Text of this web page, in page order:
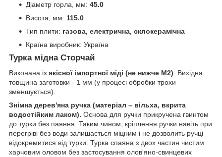
Діаметр горла, мм: 45.0
Висота, мм: 115.0
Тип плити: газова, електрична, склокерамічна
Країна виробник: Україна
Турка мідна Сторчай
Виконана із якісної імпортної міді (не нижче М2). Вихідна
товщина заготовки - 1 мм (у процесі обробки трохи
зменшується).
Знімна дерев'яна ручка (матеріал – вільха, вкрита
водостійким лаком). Основа для ручки прикручена гвинтом
до турки без паяння. Таким чином, кріплення ручки навіть при
перегріві без води залишається міцним і не дозволить ручці
відокремитися від турки. Турка спаяна з двох частин чистим
харчовим оловом без застосування олов'яно-свинцевих